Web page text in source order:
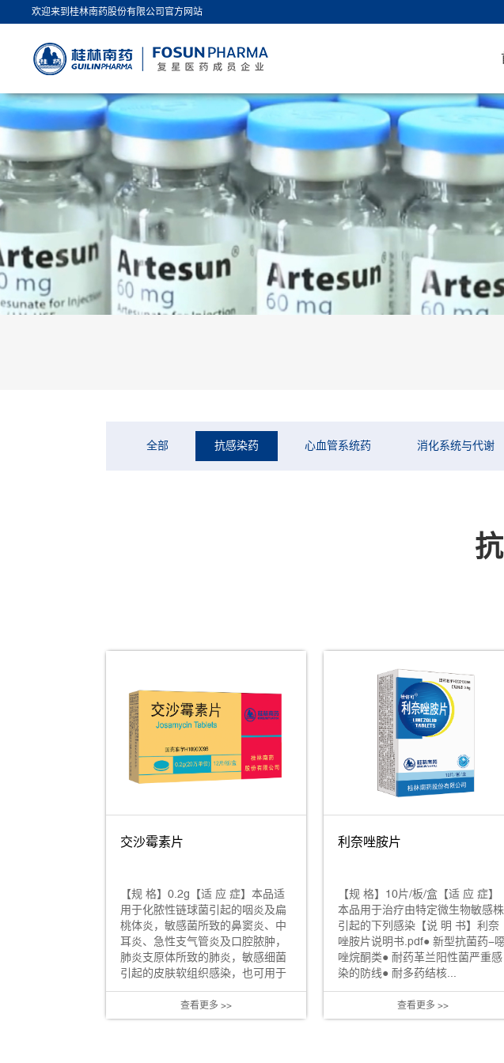
欢迎来到桂林南药股份有限公司官方网站
全部 抗感染药 心血管系统药 消化系统与代谢
交沙霉素片
【规 格】0.2g【适 应 症】本品适
用于化脓性链球菌引起的咽炎及扁
桃体炎，敏感菌所致的鼻窦炎、中
耳炎、急性支气管炎及口腔脓肿，
肺炎支原体所致的肺炎，敏感细菌
引起的皮肤软组织感染，也可用于
对青...
查看更多 >>
利奈唑胺片
【规 格】10片/板/盒【适 应 症】
本品用于治疗由特定微生物敏感株
引起的下列感染【说 明 书】利奈
唑胺片说明书.pdf● 新型抗菌药-
唑烷酮类● 耐药革兰阳性菌严重感
染的防线● 耐多药结核...
查看更多 >>